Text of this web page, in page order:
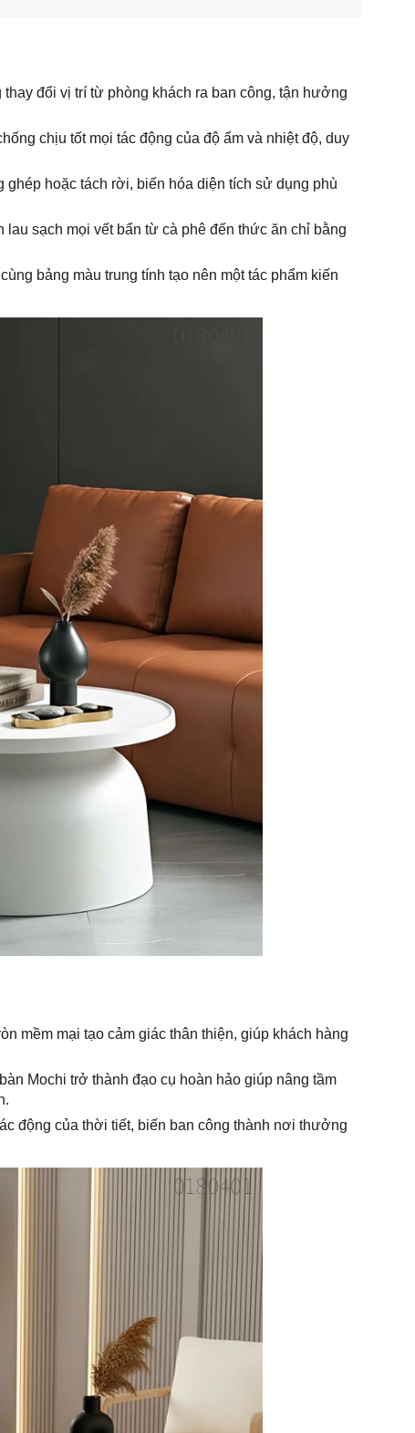
đổi vị trí từ phòng khách ra ban công, tận hưởng
chịu tốt mọi tác động của độ ẩm và nhiệt độ, duy
hoặc tách rời, biến hóa diện tích sử dụng phù
sạch mọi vết bẩn từ cà phê đến thức ăn chỉ bằng
bảng màu trung tính tạo nên một tác phẩm kiến
mềm mại tạo cảm giác thân thiện, giúp khách hàng
Mochi trở thành đạo cụ hoàn hảo giúp nâng tầm
động của thời tiết, biến ban công thành nơi thưởng